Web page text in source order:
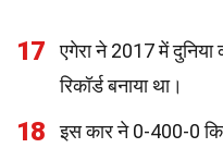
17
एगेरा ने 2017 में
रिकॉर्ड बनाया था।
18
इस कार ने 0-400-0